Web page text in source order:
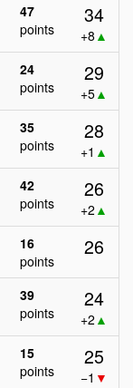
47
points
34
+8 ▲
24
points
29
+5▲
35
points
28
+1 ▲
42
points
26
+2 ▲
16
points
26
39
points
24
+2 ▲
15
points
25
−1 ▼